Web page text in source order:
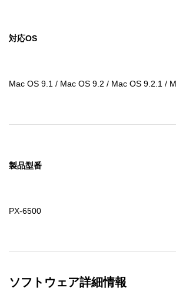
対応OS
Mac OS 9.1 / Mac OS 9.2 / Mac OS 9.2.1 /
製品型番
PX-6500
ソフトウェア詳細情報